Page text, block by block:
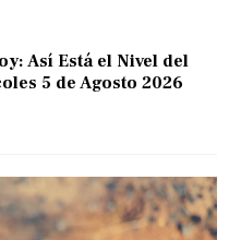
Así Está el Nivel del
5 de Agosto 2026